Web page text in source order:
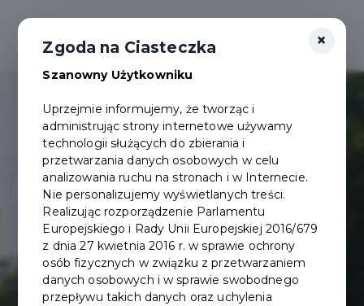
×
Zgoda na Ciasteczka
Szanowny Użytkowniku
Uprzejmie informujemy, że tworząc i
administrując strony internetowe używamy
technologii służących do zbierania i
przetwarzania danych osobowych w celu
analizowania ruchu na stronach i w Internecie.
Nie personalizujemy wyświetlanych treści.
Realizując rozporządzenie Parlamentu
Europejskiego i Rady Unii Europejskiej 2016/679
z dnia 27 kwietnia 2016 r. w sprawie ochrony
osób fizycznych w związku z przetwarzaniem
danych osobowych i w sprawie swobodnego
przepływu takich danych oraz uchylenia